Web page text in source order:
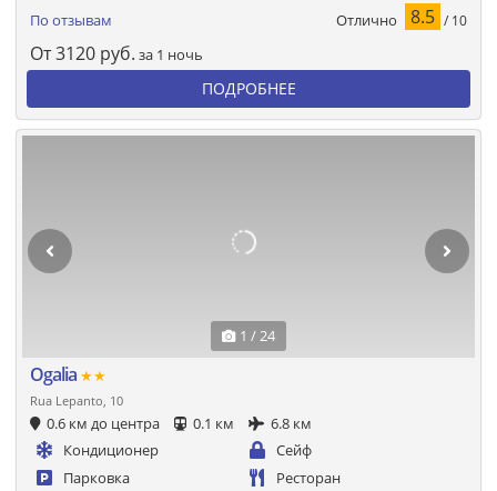
По отзывам
Отлично 8.5 / 10
От3120 руб. за 1 ночь
ПОДРОБНЕЕ
1 / 24
Ogalia ★★
Rua Lepanto, 10
0.6 км до центра 0.1 км
6.8 км
Кондиционер
Сейф
Парковка
Ресторан